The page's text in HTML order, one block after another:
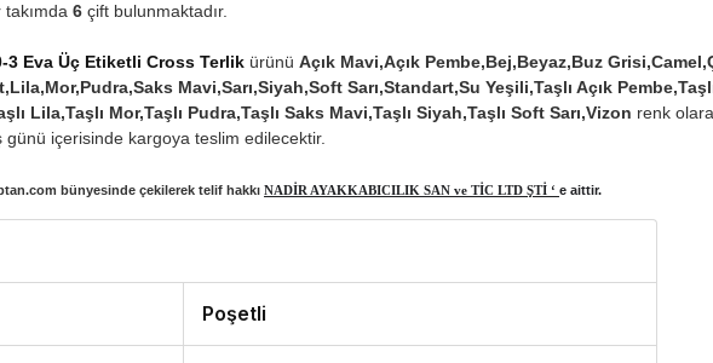
6 çift bulunmaktadır.
3 Eva Üç Etiketli Cross Terlik ürünü Açık Mavi,Açık Pembe,Bej,Beyaz,Buz
Mavi,Sarı,Siyah,Soft Sarı,Standart,Su Yeşili,Taşlı Açık
Lila,Taşlı Mor,Taşlı Pudra,Taşlı Saks Mavi,Taşlı Siyah,Taşlı Soft Sarı,Vizon renk
içerisinde kargoya teslim edilecektir.
bünyesinde çekilerek telif hakkı NADİR AYAKKABICILIK SAN ve TİC LTD ŞTİ ‘ e aittir.
Poşetli